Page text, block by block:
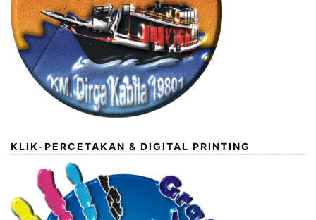
KLIK-PERCETAKAN & DIGITAL PRINTING